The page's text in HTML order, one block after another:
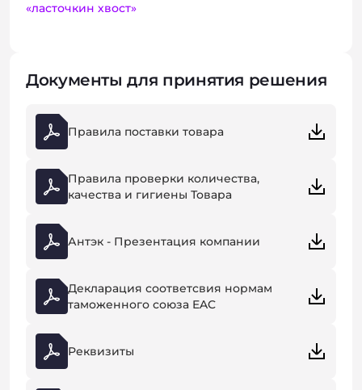
«ласточкин хвост»
Документы для принятия решения
Правила поставки товара
Правила проверки количества,
качества и гигиены Товара
Антэк - Презентация компании
Декларация соответсвия нормам
таможенного союза EAC
Реквизиты